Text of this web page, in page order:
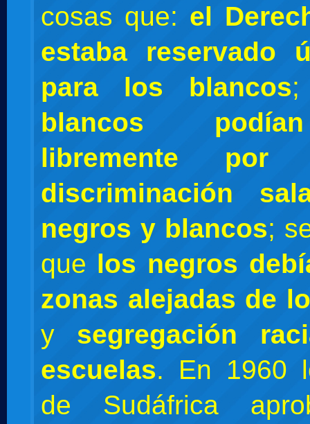
cosas que: el
estaba reservado
para los blancos
blancos
libremente
discriminación
negros y blancos;
que los negros
zonas alejadas de
y segregación
escuelas. En 1960
de Sudáfrica